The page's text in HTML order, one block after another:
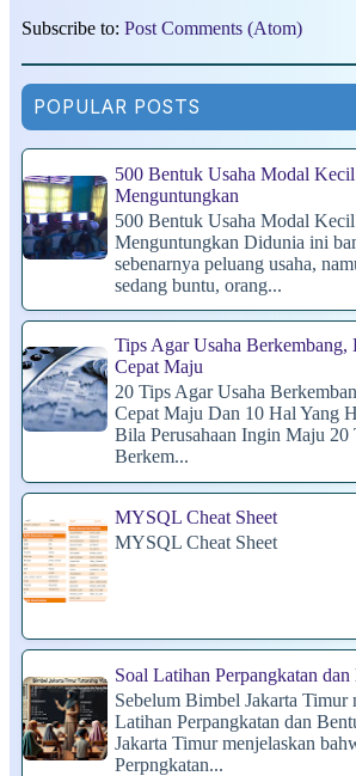
Subscribe to: Post Comments (Atom)
POPULAR POSTS
500 Bentuk Usaha Modal
Menguntungkan
500 Bentuk Usaha Modal
Menguntungkan Didunia ini
sebenarnya peluang usaha,
sedang buntu, orang...
Tips Agar Usaha Berkembang,
Cepat Maju
20 Tips Agar Usaha
Cepat Maju Dan 10 Hal Yang
Bila Perusahaan Ingin Maju 20
Berkem...
MYSQL Cheat Sheet
MYSQL Cheat Sheet
Soal Latihan Perpangkatan
Sebelum Bimbel Jakarta Timur
Latihan Perpangkatan dan
Jakarta Timur menjelaskan
Perpngkatan...